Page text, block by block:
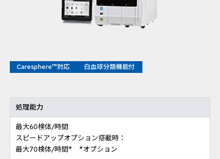
Caresphere™対応 白血球分類機能付
処理能力
最大60検体/時間
スピードアップオプション搭載時：
最大70検体/時間* *オプション